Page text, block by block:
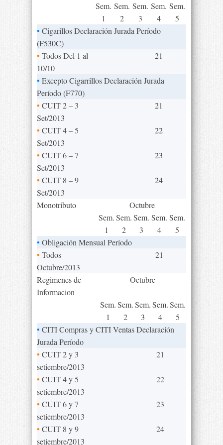
Sem.
1
Sem.
2
Sem.
3
Sem.
4
Sem.
5
• Cigarillos Declaración Jurada Período
(F530C)
• Todos Del 1 al
10/10
21
• Excepto Cigarrillos Declaración Jurada
Período (F770)
• CUIT 2 – 3
Set/2013
21
• CUIT 4 – 5
Set/2013
22
• CUIT 6 – 7
Set/2013
23
• CUIT 8 – 9
Set/2013
24
Monotributo
Octubre
Sem.
1
Sem.
2
Sem.
3
Sem.
4
Sem.
5
• Obligación Mensual Período
• Todos
Octubre/2013
21
Regimenes de
Informacion
Octubre
Sem.
1
Sem.
2
Sem.
3
Sem.
4
Sem.
5
• CITI Compras y CITI Ventas Declaración
Jurada Período
• CUIT 2 y 3
setiembre/2013
21
• CUIT 4 y 5
setiembre/2013
22
• CUIT 6 y 7
setiembre/2013
23
• CUIT 8 y 9
setiembre/2013
24